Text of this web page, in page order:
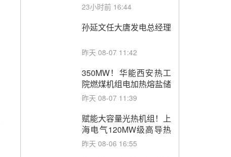
成套设备采购
23小时前 16:44
孙延文任大唐发电总经理
昨天 08-07 11:42
350MW！华能西安热工
院燃煤机组电加热熔盐储
能提升机组灵活性改造项
务采购
昨天 08-07 11:39
赋能大容量光热机组！上
海电气120MW级高导热
空冷发电机通过型式试验
昨天 08-06 16:55